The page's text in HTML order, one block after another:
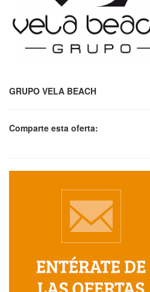
GRUPO VELA BEACH
Comparte esta oferta: